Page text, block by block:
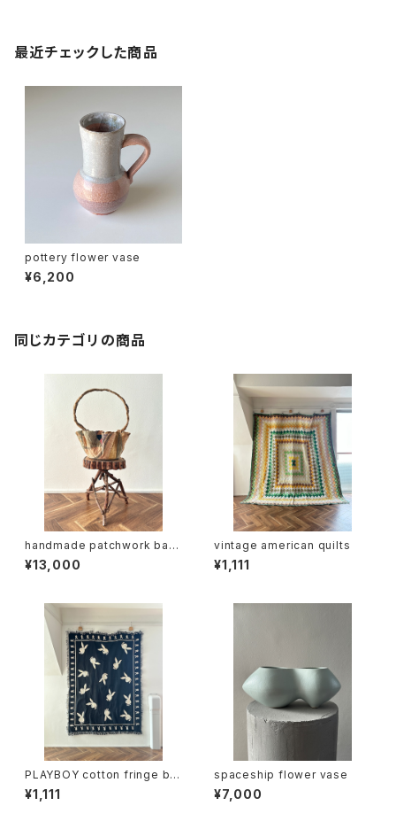
最近チェックした商品
pottery flower vase
¥6,200
同じカテゴリの商品
handmade patchwork bas
ket (folk art)
¥13,000
vintage american quilts
¥1,111
PLAYBOY cotton fringe bla
nket
¥1,111
spaceship flower vase
¥7,000